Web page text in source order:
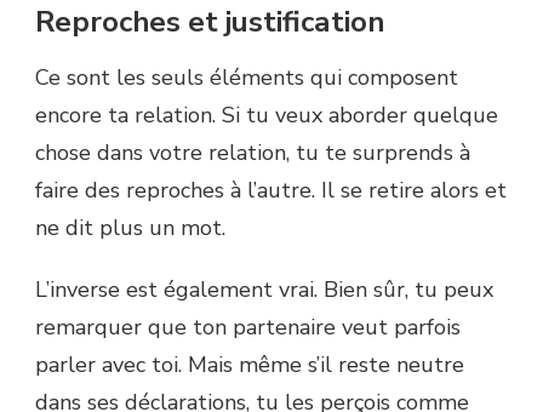
Reproches et justification
Ce sont les seuls éléments qui composent
encore ta relation. Si tu veux aborder quelque
chose dans votre relation, tu te surprends à
faire des reproches à l’autre. Il se retire alors et
ne dit plus un mot.
L’inverse est également vrai. Bien sûr, tu peux
remarquer que ton partenaire veut parfois
parler avec toi. Mais même s’il reste neutre
dans ses déclarations, tu les perçois comme